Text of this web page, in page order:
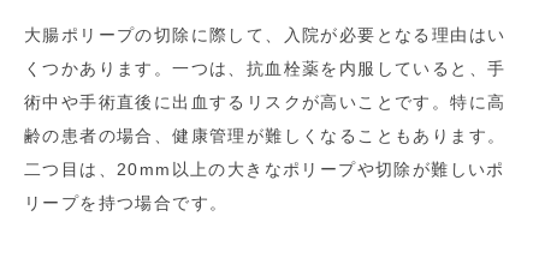
大腸ポリープの切除に際して、入院が必要となる理由はい
くつかあります。一つは、抗血栓薬を内服していると、手
術中や手術直後に出血するリスクが高いことです。特に高
齢の患者の場合、健康管理が難しくなることもあります。
二つ目は、20mm以上の大きなポリープや切除が難しいポ
リープを持つ場合です。